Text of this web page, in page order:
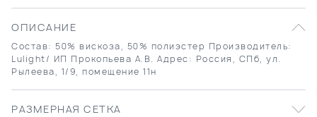
ОПИСАНИЕ
Состав: 50% вискоза, 50% полиэстер Производитель:
Lulight/ ИП Прокопьева А.В. Адрес: Россия, СПб, ул.
Рылеева, 1/9, помещение 11н
РАЗМЕРНАЯ СЕТКА